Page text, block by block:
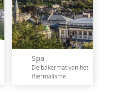
Spa
De bakermat van het
thermalisme